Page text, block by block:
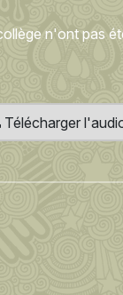
n'ont pas
Télécharger